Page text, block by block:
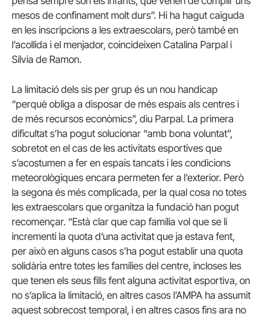
mesos de confinament molt durs”. Hi ha hagut caiguda
en les inscripcions a les extraescolars, però també en
l’acollida i el menjador, coincideixen Catalina Parpal i
Sílvia de Ramon.
La limitació dels sis per grup és un nou handicap
“perquè obliga a disposar de més espais als centres i
de més recursos econòmics”, diu Parpal. La primera
dificultat s’ha pogut solucionar “amb bona voluntat”,
sobretot en el cas de les activitats esportives que
s’acostumen a fer en espais tancats i les condicions
meteorològiques encara permeten fer a l’exterior. Però
la segona és més complicada, per la qual cosa no totes
les extraescolars que organitza la fundació han pogut
recomençar. “Està clar que cap família vol que se li
incrementi la quota d’una activitat que ja estava fent,
per això en alguns casos s’ha pogut establir una quota
solidària entre totes les famílies del centre, incloses les
que tenen els seus fills fent alguna activitat esportiva, on
no s’aplica la limitació, en altres casos l’AMPA ha assumit
aquest sobrecost temporal, i en altres casos fins ara no